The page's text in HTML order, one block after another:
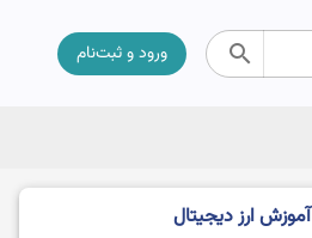
search ورود و ثبت‌نام
آموزش ارز دیجیتال